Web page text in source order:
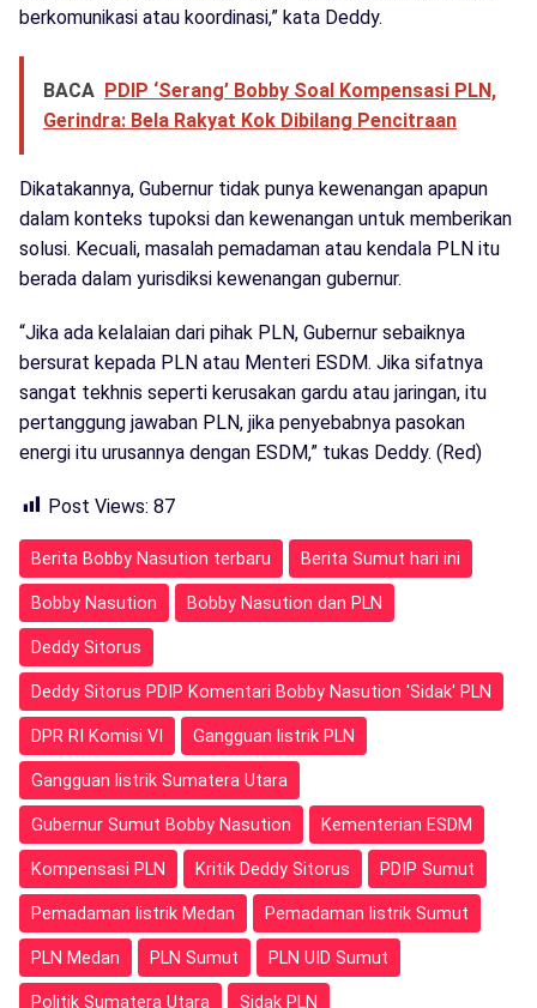
berkomunikasi atau koordinasi,” kata Deddy.
BACA PDIP ‘Serang’ Bobby Soal Kompensasi PLN,
Gerindra: Bela Rakyat Kok Dibilang Pencitraan
Dikatakannya, Gubernur tidak punya kewenangan apapun
dalam konteks tupoksi dan kewenangan untuk memberikan
solusi. Kecuali, masalah pemadaman atau kendala PLN itu
berada dalam yurisdiksi kewenangan gubernur.
“Jika ada kelalaian dari pihak PLN, Gubernur sebaiknya
bersurat kepada PLN atau Menteri ESDM. Jika sifatnya
sangat tekhnis seperti kerusakan gardu atau jaringan, itu
pertanggung jawaban PLN, jika penyebabnya pasokan
energi itu urusannya dengan ESDM,” tukas Deddy. (Red)
Post Views: 87
Berita Bobby Nasution terbaru Berita Sumut hari ini
Bobby Nasution Bobby Nasution dan PLN
Deddy Sitorus
Deddy Sitorus PDIP Komentari Bobby Nasution 'Sidak' PLN
DPR RI Komisi VI Gangguan listrik PLN
Gangguan listrik Sumatera Utara
Gubernur Sumut Bobby Nasution Kementerian ESDM
Kompensasi PLN Kritik Deddy Sitorus PDIP Sumut
Pemadaman listrik Medan Pemadaman listrik Sumut
PLN Medan PLN Sumut PLN UID Sumut
Politik Sumatera Utara Sidak PLN